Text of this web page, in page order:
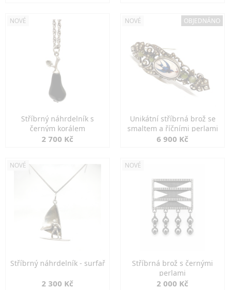
NOVÉ
Stříbrný náhrdelník s
černým korálem
2 700 Kč
NOVÉ OBJEDNÁNO
Unikátní stříbrná brož se
smaltem a říčními perlami
6 900 Kč
NOVÉ
Stříbrný náhrdelník - surfař
2 300 Kč
NOVÉ
Stříbrná brož s černými
perlami
2 000 Kč